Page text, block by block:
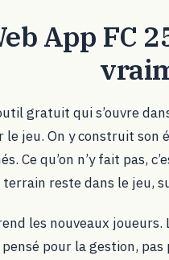
App FC
gratuit qui s’ouvre
jeu. On y construit son
Ce qu’on n’y fait pas,
reste dans le jeu,
les nouveaux
pour la gestion,